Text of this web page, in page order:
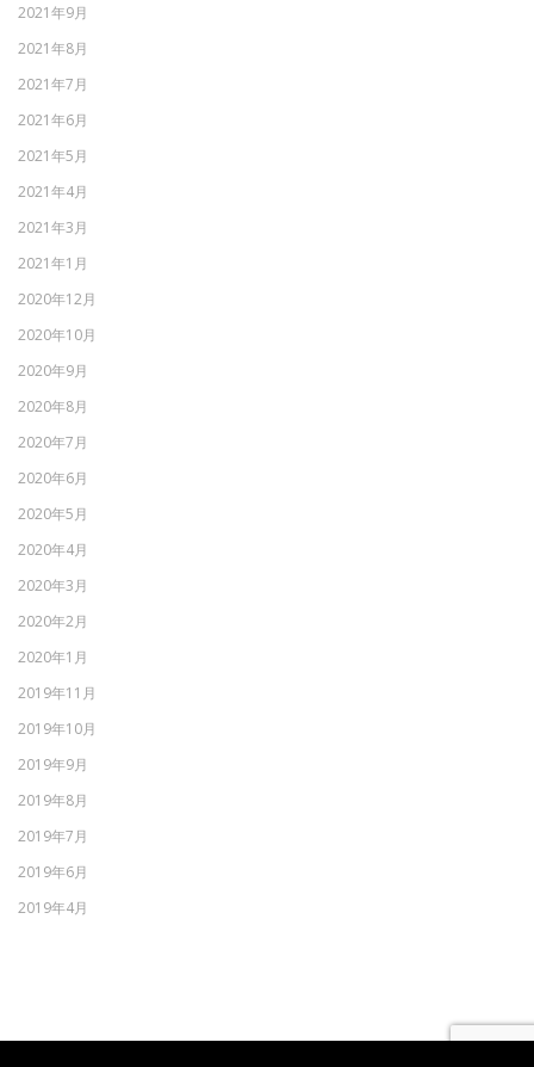
2021年9月
2021年8月
2021年7月
2021年6月
2021年5月
2021年4月
2021年3月
2021年1月
2020年12月
2020年10月
2020年9月
2020年8月
2020年7月
2020年6月
2020年5月
2020年4月
2020年3月
2020年2月
2020年1月
2019年11月
2019年10月
2019年9月
2019年8月
2019年7月
2019年6月
2019年4月